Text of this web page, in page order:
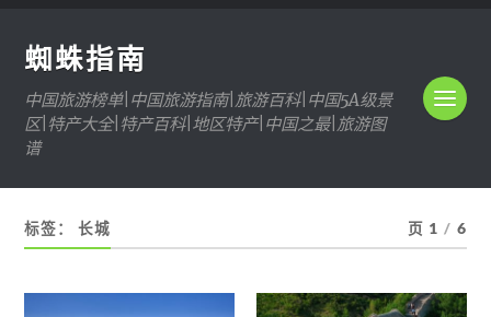
蜘蛛指南
中国旅游榜单|中国旅游指南|旅游百科|中国5A级景
区|特产大全|特产百科|地区特产|中国之最|旅游图
谱
标签：长城 页 1 / 6